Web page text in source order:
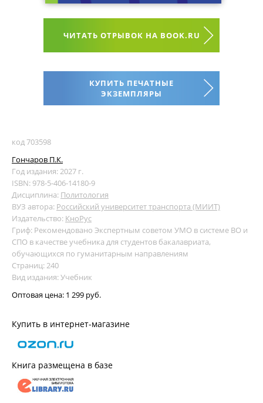
ЧИТАТЬ ОТРЫВОК НА BOOK.RU
КУПИТЬ ПЕЧАТНЫЕ
ЭКЗЕМПЛЯРЫ
код 703598
Гончаров П.К.
Год издания: 2027 г.
ISBN: 978-5-406-14180-9
Дисциплина: Политология
ВУЗ автора: Российский университет транспорта (МИИТ)
Издательство: КноРус
Гриф: Рекомендовано Экспертным советом УМО в системе ВО и
СПО в качестве учебника для студентов бакалавриата,
обучающихся по гуманитарным направлениям
Страниц: 240
Вид издания: Учебник
Оптовая цена: 1 299 руб.
Купить в интернет-магазине
Книга размещена в базе